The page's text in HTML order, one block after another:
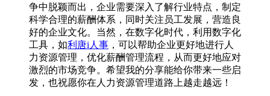
争中脱颖而出，企业需要深入了解行业特点，制定
科学合理的薪酬体系，同时关注员工发展，营造良
好的企业文化。当然，在数字化时代，利用数字化
工具，如利唐i人事 ，可以帮助企业更好地进行人
力资源管理，优化薪酬管理流程，从而更好地应对
激烈的市场竞争。希望我的分享能给你带来一些启
发，也祝愿你在人力资源管理道路上越走越远！